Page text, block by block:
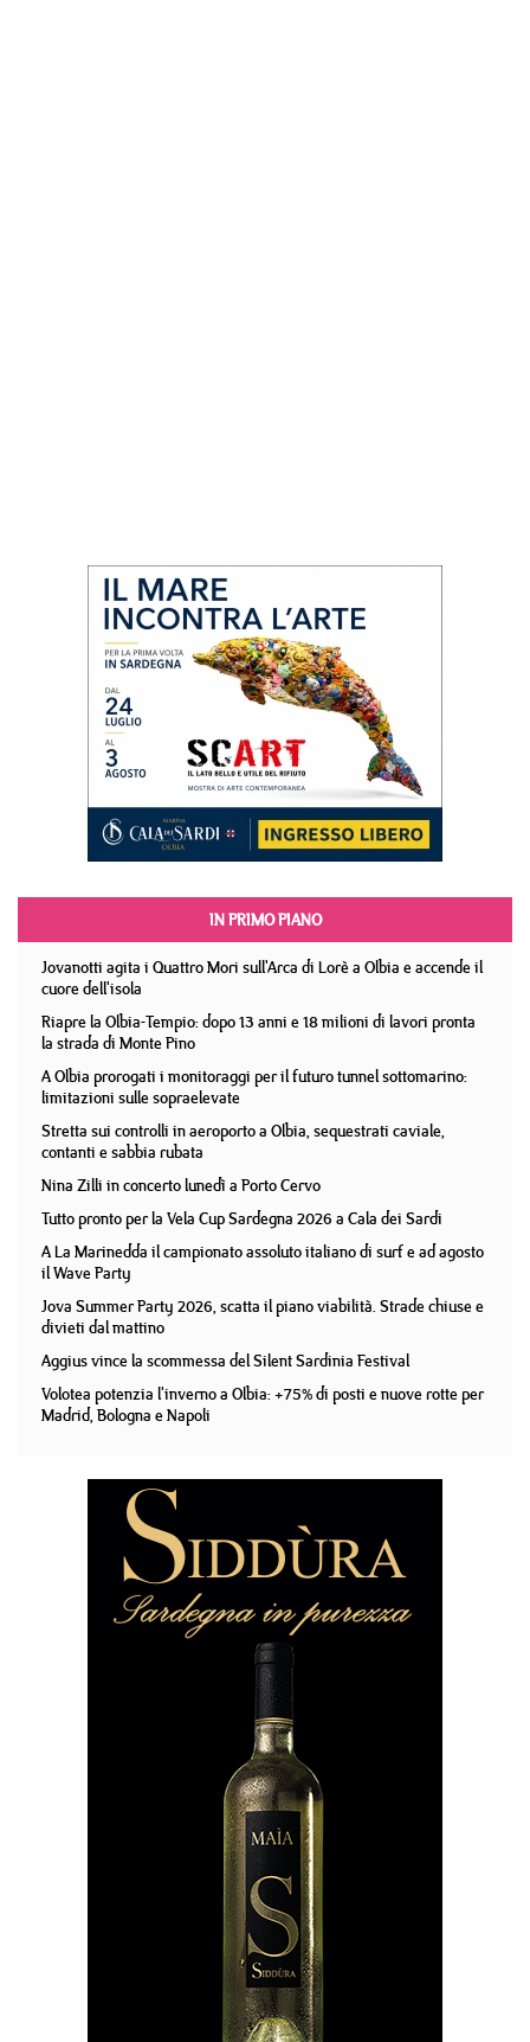
IN PRIMO PIANO
Jovanotti agita i Quattro Mori sull'Arca di Lorè a Olbia e accende il
cuore dell'isola
Riapre la Olbia-Tempio: dopo 13 anni e 18 milioni di lavori pronta
la strada di Monte Pino
A Olbia prorogati i monitoraggi per il futuro tunnel sottomarino:
limitazioni sulle sopraelevate
Stretta sui controlli in aeroporto a Olbia, sequestrati caviale,
contanti e sabbia rubata
Nina Zilli in concerto lunedì a Porto Cervo
Tutto pronto per la Vela Cup Sardegna 2026 a Cala dei Sardi
A La Marinedda il campionato assoluto italiano di surf e ad agosto
il Wave Party
Jova Summer Party 2026, scatta il piano viabilità. Strade chiuse e
divieti dal mattino
Aggius vince la scommessa del Silent Sardinia Festival
Volotea potenzia l'inverno a Olbia: +75% di posti e nuove rotte per
Madrid, Bologna e Napoli